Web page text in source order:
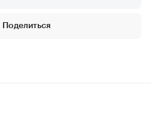
Поделиться